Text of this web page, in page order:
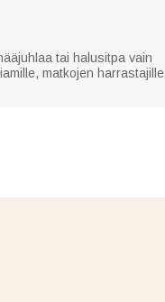
tai halusitpa vain
matkojen harrastajille